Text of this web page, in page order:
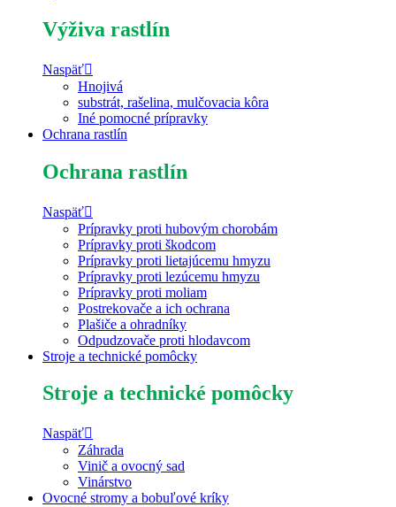
Výživa rastlín
Naspäť
Hnojivá
substrát, rašelina, mulčovacia kôra
Iné pomocné prípravky
Ochrana rastlín
Ochrana rastlín
Naspäť
Prípravky proti hubovým chorobám
Prípravky proti škodcom
Prípravky proti lietajúcemu hmyzu
Prípravky proti lezúcemu hmyzu
Prípravky proti moliam
Postrekovače a ich ochrana
Plašiče a ohradníky
Odpudzovače proti hlodavcom
Stroje a technické pomôcky
Stroje a technické pomôcky
Naspäť
Záhrada
Vinič a ovocný sad
Vinárstvo
Ovocné stromy a bobuľové kríky